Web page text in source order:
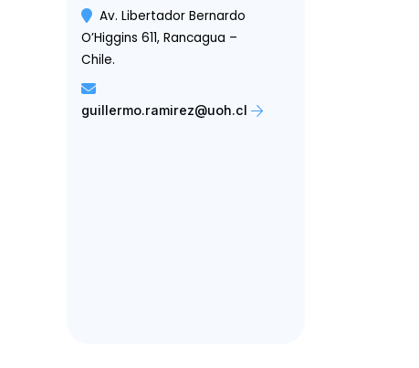
Av. Libertador Bernardo
O’Higgins 611, Rancagua –
Chile.
guillermo.ramirez@uoh.cl